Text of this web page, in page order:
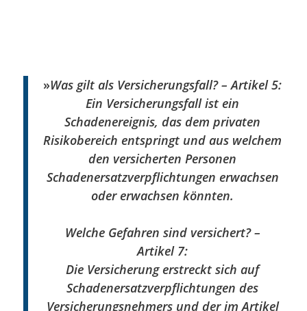
»Was gilt als Versicherungsfall? – Artikel 5:
Ein Versicherungsfall ist ein
Schadenereignis, das dem privaten
Risikobereich entspringt und aus welchem
den versicherten Personen
Schadenersatzverpflichtungen erwachsen
oder erwachsen könnten.
Welche Gefahren sind versichert? –
Artikel 7:
Die Versicherung erstreckt sich auf
Schadenersatzverpflichtungen des
Versicherungsnehmers und der im Artikel